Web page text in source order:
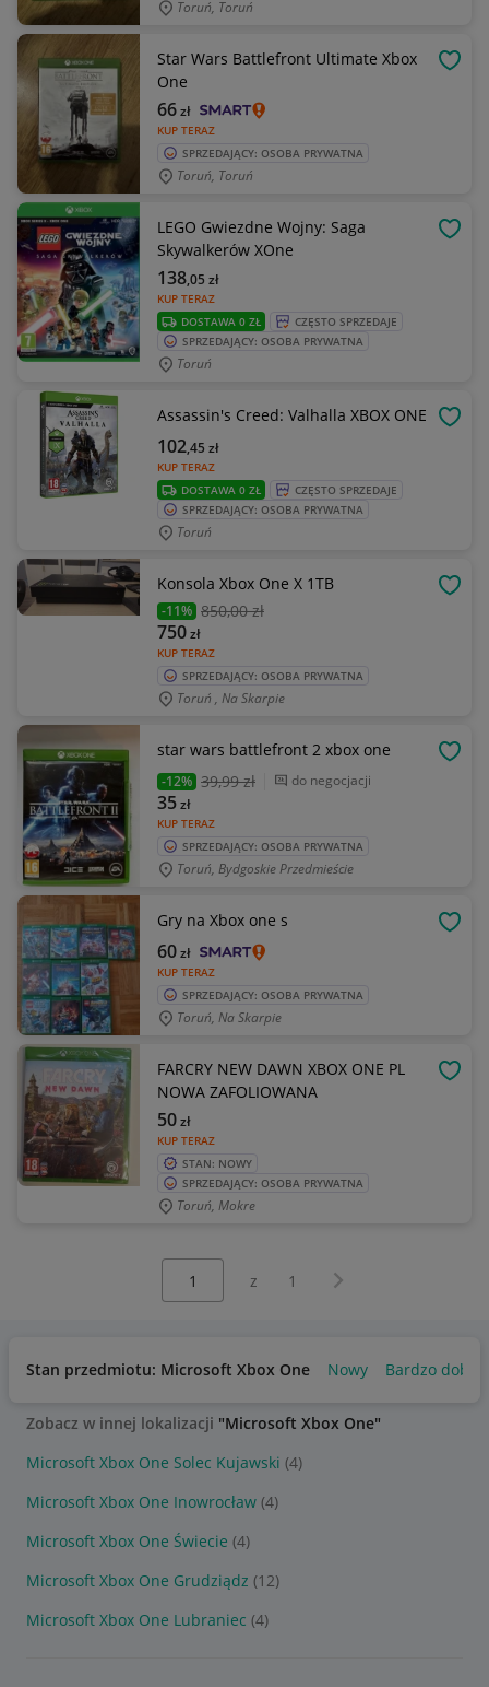
Toruń, Toruń
Star Wars Battlefront Ultimate Xbox
One
KUP TERAZ
66zł
SPRZEDAJĄCY: OSOBA PRYWATNA
Toruń, Toruń
LEGO Gwiezdne Wojny: Saga
Skywalkerów XOne
KUP TERAZ
138,05 zł
DOSTAWA 0 ZŁ
CZĘSTO SPRZEDAJE
SPRZEDAJĄCY: OSOBA PRYWATNA
Toruń
Assassin's Creed: Valhalla XBOX ONE
KUP TERAZ
102,45 zł
DOSTAWA 0 ZŁ
CZĘSTO SPRZEDAJE
SPRZEDAJĄCY: OSOBA PRYWATNA
Toruń
Konsola Xbox One X 1TB
-11% 850,00 zł
KUP TERAZ
750zł
SPRZEDAJĄCY: OSOBA PRYWATNA
Toruń , Na Skarpie
star wars battlefront 2 xbox one
-12% 39,99 zł do negocjacji
KUP TERAZ
35zł
SPRZEDAJĄCY: OSOBA PRYWATNA
Toruń, Bydgoskie Przedmieście
Gry na Xbox one s
KUP TERAZ
60zł
SPRZEDAJĄCY: OSOBA PRYWATNA
Toruń, Na Skarpie
FARCRY NEW DAWN XBOX ONE PL
NOWA ZAFOLIOWANA
KUP TERAZ
50zł
STAN: NOWY
SPRZEDAJĄCY: OSOBA PRYWATNA
Toruń, Mokre
z 1 Następna strona
Stan przedmiotu: Microsoft Xbox One Nowy Bardzo dobry
Zobacz w innej lokalizacji "Microsoft Xbox One"
Microsoft Xbox One Solec Kujawski (4)
Microsoft Xbox One Inowrocław (4)
Microsoft Xbox One Świecie (4)
Microsoft Xbox One Grudziądz (12)
Microsoft Xbox One Lubraniec (4)